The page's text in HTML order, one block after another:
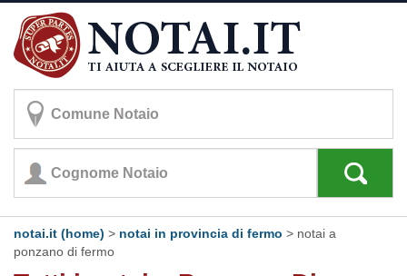
notai.it (home) > notai in provincia di fermo > notai a
ponzano di fermo